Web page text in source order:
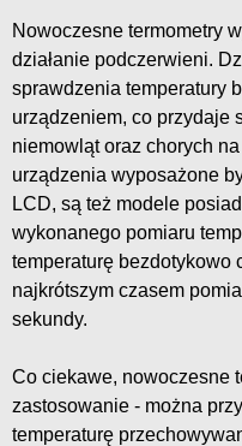
Nowoczesne termometry
działanie podczerwieni.
sprawdzenia temperatury
urządzeniem, co przydaje
niemowląt oraz chorych
urządzenia wyposażone
LCD, są też modele
wykonanego pomiaru
temperaturę bezdotykowo
najkrótszym czasem
sekundy.
Co ciekawe, nowoczesne
zastosowanie - można
temperaturę